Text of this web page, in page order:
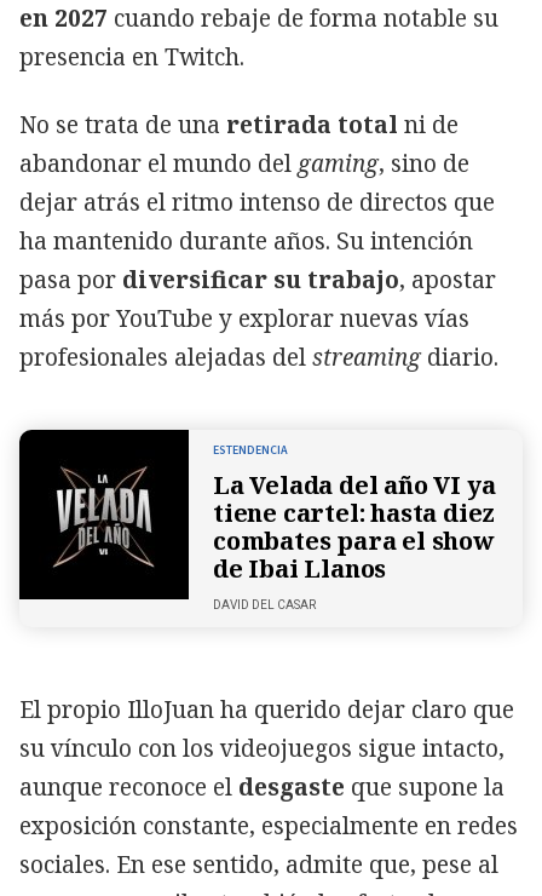
en 2027 cuando rebaje de forma notable su
presencia en Twitch.
No se trata de una retirada total ni de
abandonar el mundo del gaming, sino de
dejar atrás el ritmo intenso de directos que
ha mantenido durante años. Su intención
pasa por diversificar su trabajo, apostar
más por YouTube y explorar nuevas vías
profesionales alejadas delstreamingdiario.
ESTENDENCIA
La Velada del año VI ya
tiene cartel: hasta diez
combates para el show
de Ibai Llanos
DAVID DEL CASAR
El propio IlloJuan ha querido dejar claro que
su vínculo con los videojuegos sigue intacto,
aunque reconoce el desgaste que supone la
exposición constante, especialmente en redes
sociales. En ese sentido, admite que, pese al